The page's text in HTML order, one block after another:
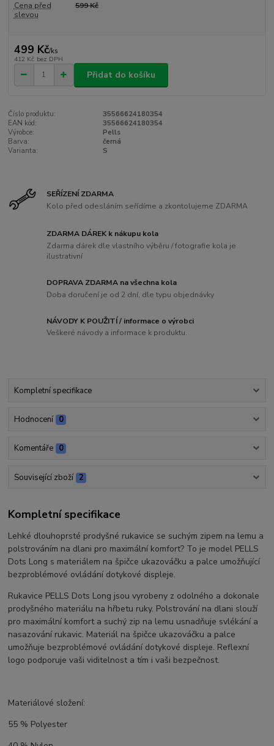
Cena před
slevou
599 Kč
499 Kč/ks
412 Kč bez DPH
Přidat do košíku
Číslo produktu:
35566624180354
EAN kód:
35566624180354
Výrobce:
Pells
Barva:
černá
Varianta:
S
SEŘÍZENÍ ZDARMA
Kolo před odesláním seřídíme a zkontolujeme ZDARMA
ZDARMA DÁREK k nákupu kola
Zdarma dárek dle vlastního výběru / fotografie kola je
ilustrativní
DOPRAVA ZDARMA na všechna kola
Doba doručení je od 2 dní, dle typu objednávky
NÁVODY K POUŽITÍ / informace o výrobci
Veškeré návody a informace k produktu.
Kompletní specifikace
Hodnocení 0
Komentáře 0
Související zboží 2
Kompletní specifikace
Lehké dlouhoprsté prodyšné rukavice se suchým zipem na lemu a
polstrováním na dlani pro maximální komfort? To je model PELLS
Dots Long s materiálem na špičce ukazováčku a palce umožňující
bezproblémové ovládání dotykové displeje.
Rukavice PELLS Dots Long jsou vyrobeny z odolného a dokonale
prodyšného materiálu na hřbetu ruky. Polstrování na dlani slouží
pro maximální komfort a suchý zip na lemu usnadňuje svlékání a
nasazování rukavic. Materiál na špičce ukazováčku a palce
umožňuje bezproblémové ovládání dotykové displeje. Reflexní
logo podporuje vaši viditelnost a tím i vaši bezpečnost.
Materiálové složení:
55 % Polyester